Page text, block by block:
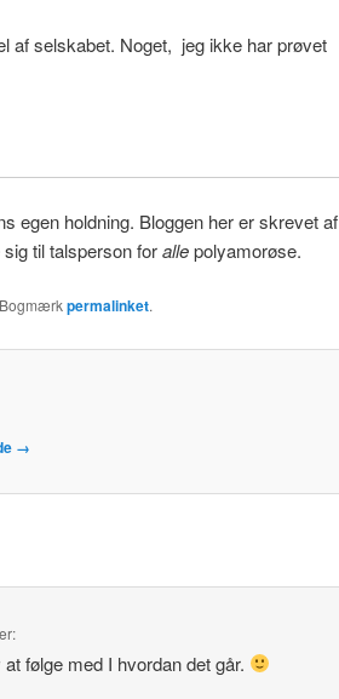
af selskabet. Noget, jeg ikke har prøvet
egen holdning. Bloggen her er skrevet af
til talsperson forallepolyamorøse.
permalinket.
→
følge med I hvordan det går.